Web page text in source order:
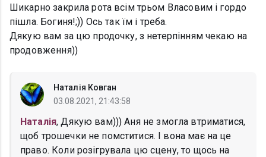
Шикарно закрила рота всім трьом Власовим і гордо
пішла. Богиня!;)) Ось так їм і треба.
Дякую вам за цю продочку, з нетерпінням чекаю на
продовження))
Наталія Ковган
03.08.2021, 21:43:58
Наталія, Дякую вам))) Аня не змогла втриматися,
щоб трошечки не помститися. І вона має на це
право. Коли розігрувала цю сцену, то щось на